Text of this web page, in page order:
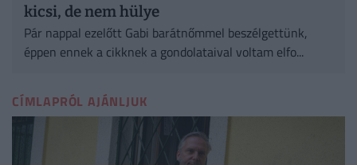
kicsi, de nem hülye
Pár nappal ezelőtt Gabi barátnőmmel beszélgettünk,
éppen ennek a cikknek a gondolataival voltam elfo...
CÍMLAPRÓL AJÁNLJUK